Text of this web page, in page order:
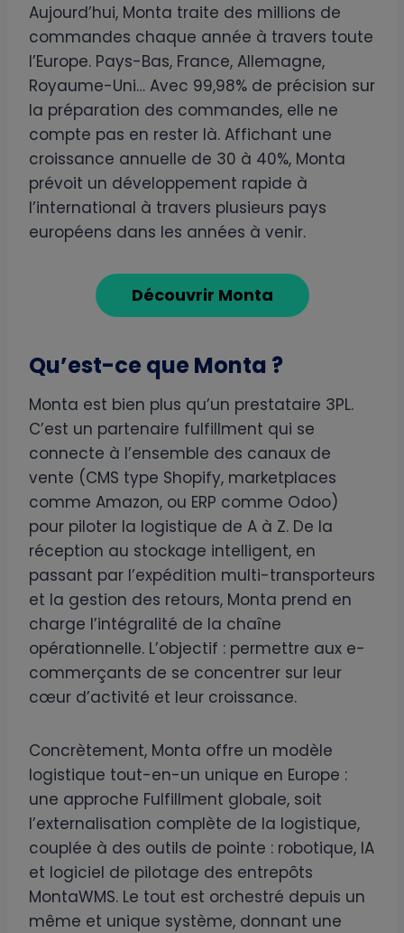
Aujourd’hui, Monta traite des millions de
commandes chaque année à travers toute
l’Europe. Pays-Bas, France, Allemagne,
Royaume-Uni… Avec 99,98% de précision sur
la préparation des commandes, elle ne
compte pas en rester là. Affichant une
croissance annuelle de 30 à 40%, Monta
prévoit un développement rapide à
l’international à travers plusieurs pays
européens dans les années à venir.
Découvrir Monta
Qu’est-ce que Monta ?
Monta est bien plus qu’un prestataire 3PL.
C’est un partenaire fulfillment qui se
connecte à l’ensemble des canaux de
vente (CMS type Shopify, marketplaces
comme Amazon, ou ERP comme Odoo)
pour piloter la logistique de A à Z. De la
réception au stockage intelligent, en
passant par l’expédition multi-transporteurs
et la gestion des retours, Monta prend en
charge l’intégralité de la chaîne
opérationnelle. L’objectif : permettre aux e-
commerçants de se concentrer sur leur
cœur d’activité et leur croissance.
Concrètement, Monta offre un modèle
logistique tout-en-un unique en Europe :
une approche Fulfillment globale, soit
l’externalisation complète de la logistique,
couplée à des outils de pointe : robotique, IA
et logiciel de pilotage des entrepôts
MontaWMS. Le tout est orchestré depuis un
même et unique système, donnant une